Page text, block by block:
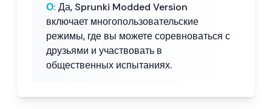
О: Да, Sprunki Modded Version
включает многопользовательские
режимы, где вы можете соревноваться с
друзьями и участвовать в
общественных испытаниях.